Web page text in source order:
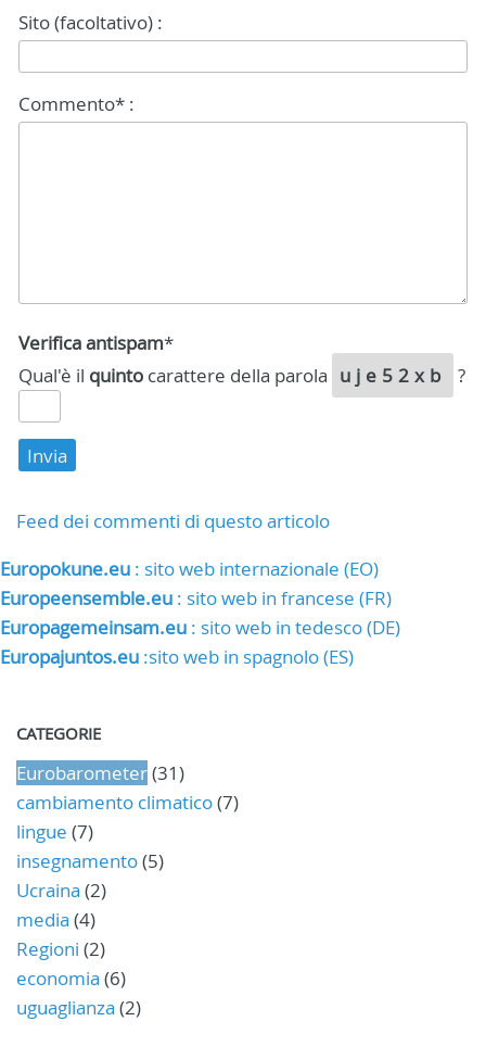
Sito (facoltativo) :
Commento* :
Verifica antispam*
Qual'è il quinto carattere della parola uje52xb ?
Feed dei commenti di questo articolo
Europokune.eu : sito web internazionale (EO)
Europeensemble.eu : sito web in francese (FR)
Europagemeinsam.eu : sito web in tedesco (DE)
Europajuntos.eu :sito web in spagnolo (ES)
CATEGORIE
Eurobarometer(31)
cambiamento climatico(7)
lingue (7)
insegnamento(5)
Ucraina (2)
media (4)
Regioni (2)
economia (6)
uguaglianza (2)